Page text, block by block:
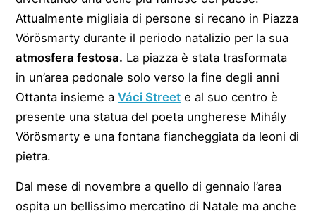
Attualmente migliaia di persone si recano in Piazza
Vörösmarty durante il periodo natalizio per la sua
atmosfera festosa. La piazza è stata trasformata
in un’area pedonale solo verso la fine degli anni
Ottanta insieme aVáci Street e al suo centro è
presente una statua del poeta ungherese Mihály
Vörösmarty e una fontana fiancheggiata da leoni di
pietra.
Dal mese di novembre a quello di gennaio l’area
ospita un bellissimo mercatino di Natale ma anche